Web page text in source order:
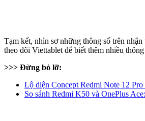
Tạm kết, nhìn sơ những thông số trên
theo dõi Viettablet để biết thêm nhiều
>>> Đừng bỏ lỡ:
Lộ diện Concept Redmi Note 12
So sánh Redmi K50 và OnePlus